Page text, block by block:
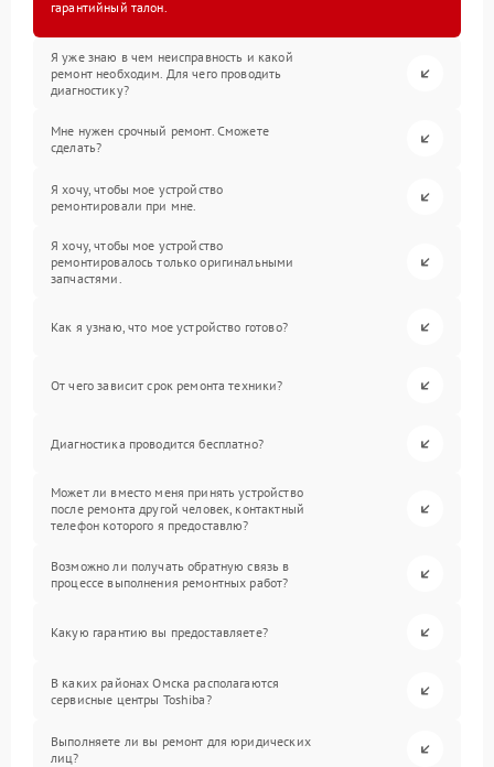
гарантийный талон.
Я уже знаю в чем неисправность и какой
ремонт необходим. Для чего проводить
диагностику?
Мне нужен срочный ремонт. Сможете
сделать?
Я хочу, чтобы мое устройство
ремонтировали при мне.
Я хочу, чтобы мое устройство
ремонтировалось только оригинальными
запчастями.
Как я узнаю, что мое устройство готово?
От чего зависит срок ремонта техники?
Диагностика проводится бесплатно?
Может ли вместо меня принять устройство
после ремонта другой человек, контактный
телефон которого я предоставлю?
Возможно ли получать обратную связь в
процессе выполнения ремонтных работ?
Какую гарантию вы предоставляете?
В каких районах Омска располагаются
сервисные центры Toshiba?
Выполняете ли вы ремонт для юридических
лиц?